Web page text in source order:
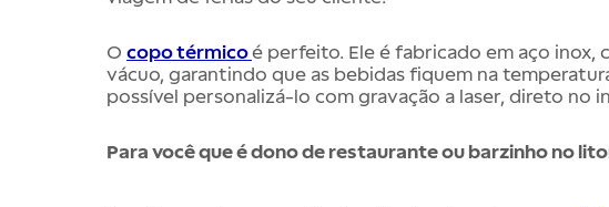
O copo térmicoé perfeito. Ele é fabricado em aço inox,
vácuo, garantindo que as bebidas fiquem na
possível personalizá-lo com gravação a laser, direto no
Para você que é dono de restaurante ou barzinho no